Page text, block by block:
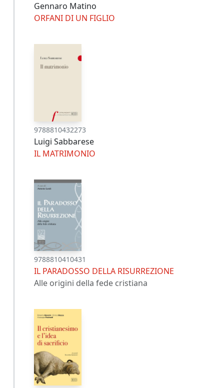
Gennaro Matino
ORFANI DI UN FIGLIO
9788810432273
Luigi Sabbarese
IL MATRIMONIO
9788810410431
IL PARADOSSO DELLA RISURREZIONE
Alle origini della fede cristiana